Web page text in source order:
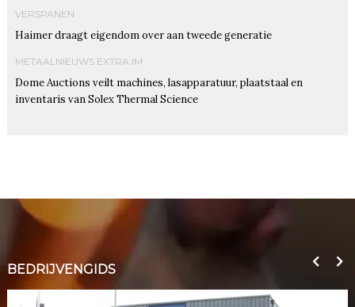
VERSPANEN
Haimer draagt eigendom over aan tweede generatie
METAALNIEUWS EXTRA IM
Dome Auctions veilt machines, lasapparatuur, plaatstaal en
inventaris van Solex Thermal Science
BEDRIJVENGIDS